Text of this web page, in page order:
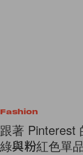
Fashion
跟著 Pinterest
綠與粉紅色單